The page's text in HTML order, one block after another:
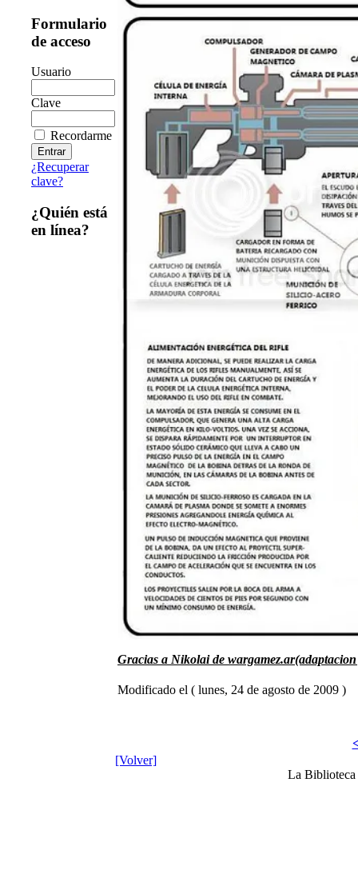
Formulario
de acceso
Usuario
Clave
Recordarme
¿Recuperar
clave?
¿Quién está
en línea?
Gracias a Nikolai de
Modificado el ( lunes, 24 de agosto de 2009 )
[Volver]
La